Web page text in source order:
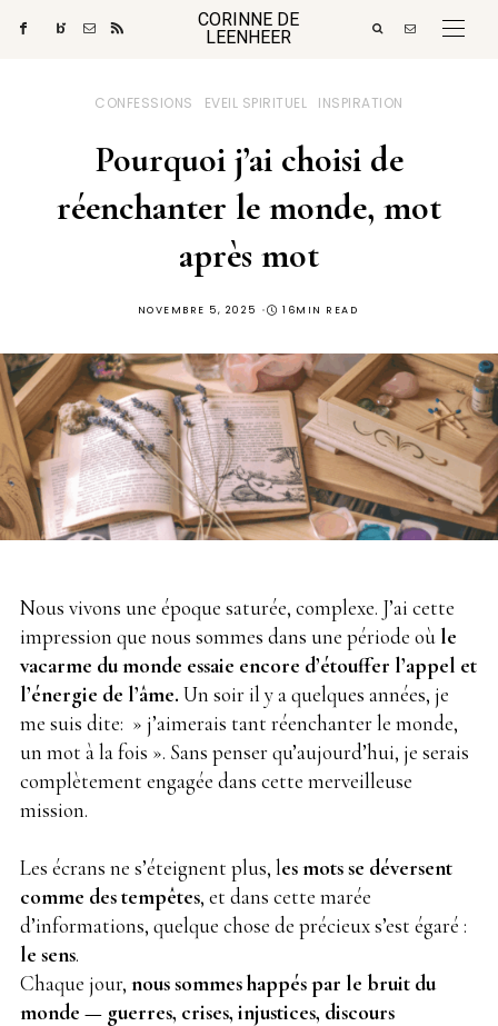
CORINNE DE
LEENHEER
CONFESSIONS EVEIL SPIRITUEL INSPIRATION
Pourquoi j’ai choisi de
réenchanter le monde, mot
après mot
POSTED
NOVEMBRE 5, 2025 16MIN READ
Nous vivons une époque saturée, complexe. J’ai cette
impression que nous sommes dans une période où le
vacarme du monde essaie encore d’étouffer l’appel et
l’énergie de l’âme. Un soir il y a quelques années, je
me suis dite: » j’aimerais tant réenchanter le monde,
un mot à la fois ». Sans penser qu’aujourd’hui, je serais
complètement engagée dans cette merveilleuse
mission.
Les écrans ne s’éteignent plus, les mots se déversent
comme des tempêtes, et dans cette marée
d’informations, quelque chose de précieux s’est égaré :
le sens.
Chaque jour, nous sommes happés par le bruit du
monde — guerres, crises, injustices, discours